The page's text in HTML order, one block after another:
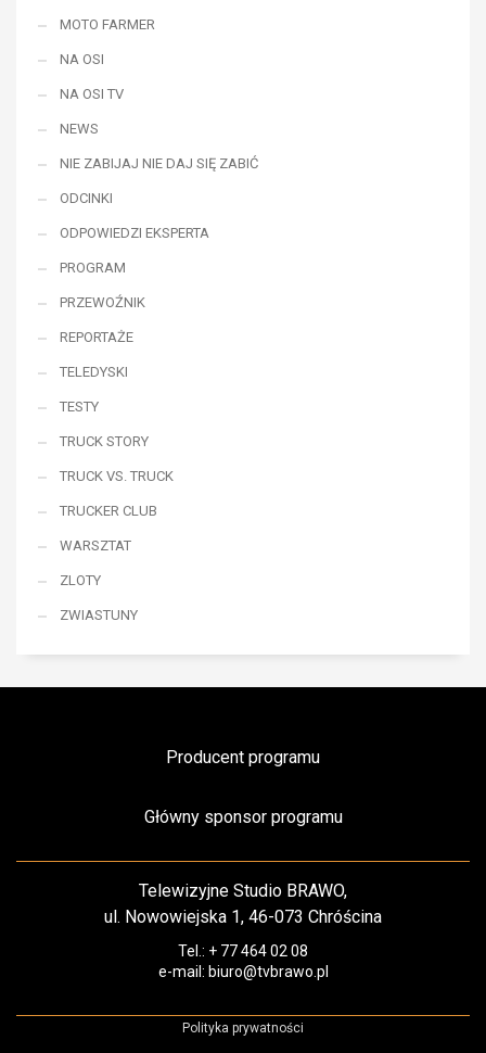
MOTO FARMER
NA OSI
NA OSI TV
NEWS
NIE ZABIJAJ NIE DAJ SIĘ ZABIĆ
ODCINKI
ODPOWIEDZI EKSPERTA
PROGRAM
PRZEWOŹNIK
REPORTAŻE
TELEDYSKI
TESTY
TRUCK STORY
TRUCK VS. TRUCK
TRUCKER CLUB
WARSZTAT
ZLOTY
ZWIASTUNY
Producent programu
Główny sponsor programu
Telewizyjne Studio BRAWO,
ul. Nowowiejska 1, 46-073 Chróścina
Tel.: + 77 464 02 08
e-mail: biuro@tvbrawo.pl
Polityka prywatności